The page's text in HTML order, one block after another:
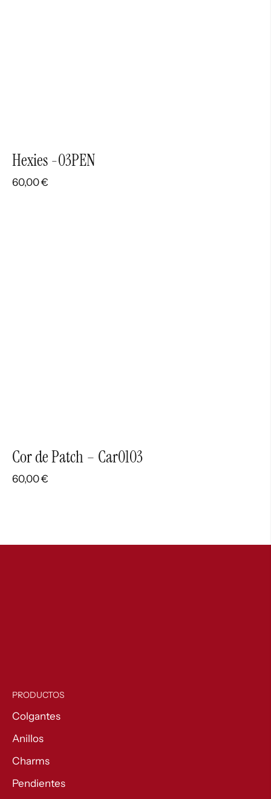
Hexies -03PEN
60,00€
Cor de Patch – Car0103
60,00€
PRODUCTOS
Colgantes
Anillos
Charms
Pendientes